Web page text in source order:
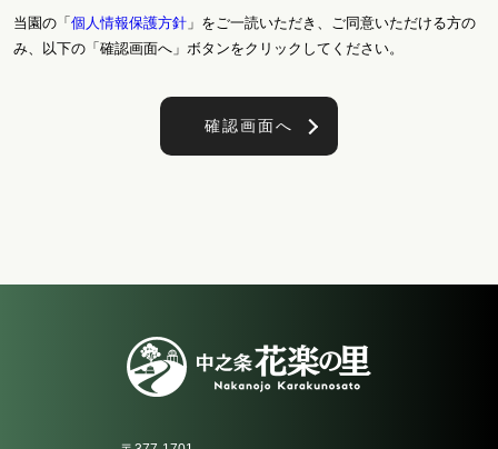
当園の「 個人情報保護方針 」をご一読いただき、ご同意いただける方の
み、以下の「確認画面へ」ボタンをクリックしてください。